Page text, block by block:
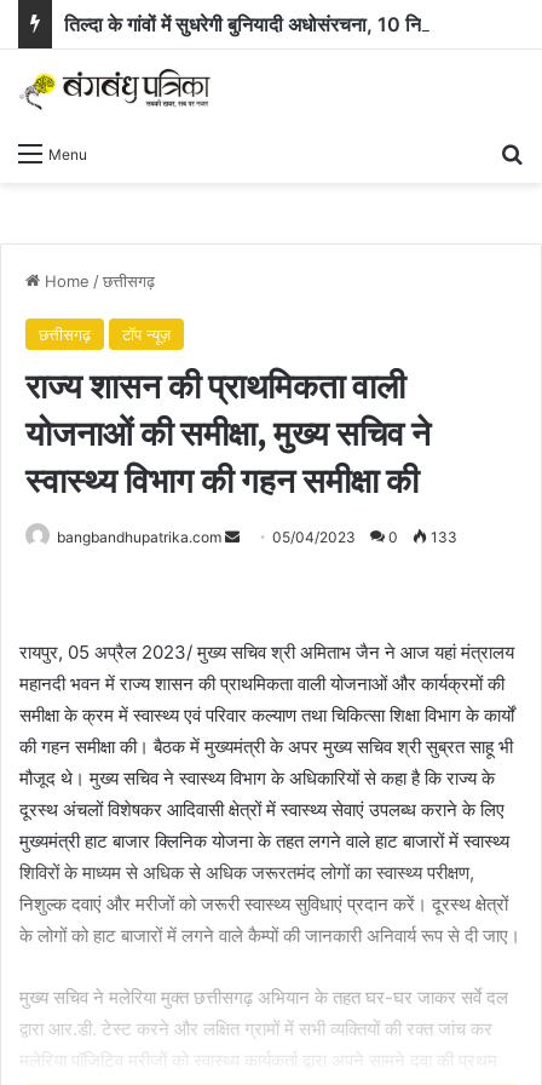
Menu
Home /छत्तीसगढ़
छत्तीसगढ़ टॉप न्यूज़
राज्य शासन की प्राथमिकता वाली
योजनाओं की समीक्षा, मुख्य सचिव ने
स्वास्थ्य विभाग की गहन समीक्षा की
bangbandhupatrika.com
Send05/04/2023 0 133
रायपुर, 05 अप्रैल 2023/ मुख्य सचिव श्री अमिताभ जैन ने आज यहां मंत्रालय
महानदी भवन में राज्य शासन की प्राथमिकता वाली योजनाओं और कार्यक्रमों की
समीक्षा के क्रम में स्वास्थ्य एवं परिवार कल्याण तथा चिकित्सा शिक्षा विभाग के कार्यों
की गहन समीक्षा की। बैठक में मुख्यमंत्री के अपर मुख्य सचिव श्री सुब्रत साहू भी
मौजूद थे। मुख्य सचिव ने स्वास्थ्य विभाग के अधिकारियों से कहा है कि राज्य के
दूरस्थ अंचलों विशेषकर आदिवासी क्षेत्रों में स्वास्थ्य सेवाएं उपलब्ध कराने के लिए
मुख्यमंत्री हाट बाजार क्लिनिक योजना के तहत लगने वाले हाट बाजारों में स्वास्थ्य
शिविरों के माध्यम से अधिक से अधिक जरूरतमंद लोगों का स्वास्थ्य परीक्षण,
निशुल्क दवाएं और मरीजों को जरूरी स्वास्थ्य सुविधाएं प्रदान करें। दूरस्थ क्षेत्रों
के लोगों को हाट बाजारों में लगने वाले कैम्पों की जानकारी अनिवार्य रूप से दी जाए।
मुख्य सचिव ने मलेरिया मुक्त छत्तीसगढ़ अभियान के तहत घर-घर जाकर सर्वे दल
द्वारा आर.डी. टेस्ट करने और लक्षित ग्रामों में सभी व्यक्तियों की रक्त जांच कर
मलेरिया पॉजिटिव मरीजों को स्वास्थ्य कार्यकर्ता द्वारा अपने सामने दवा की प्रथम